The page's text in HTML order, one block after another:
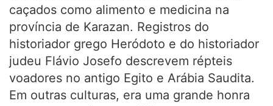
caçados como alimento e medicina na
província de Karazan. Registros do
historiador grego Heródoto e do historiador
judeu Flávio Josefo descrevem répteis
voadores no antigo Egito e Arábia Saudita.
Em outras culturas, era uma grande honra